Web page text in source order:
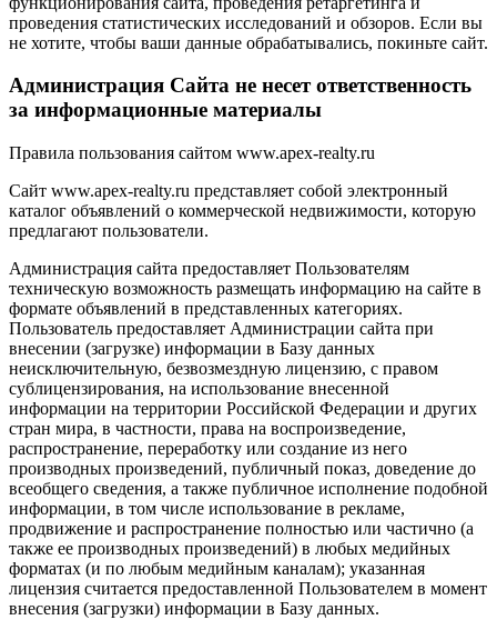
проведения статистических исследований и обзоров. Если вы
не хотите, чтобы ваши данные обрабатывались, покиньте сайт.
Администрация Сайта не несет ответственность
за информационные материалы
Правила пользования сайтом www.apex-realty.ru
Сайт www.apex-realty.ru представляет собой электронный
каталог объявлений о коммерческой недвижимости, которую
предлагают пользователи.
Администрация сайта предоставляет Пользователям
техническую возможность размещать информацию на сайте в
формате объявлений в представленных категориях.
Пользователь предоставляет Администрации сайта при
внесении (загрузке) информации в Базу данных
неисключительную, безвозмездную лицензию, с правом
сублицензирования, на использование внесенной
информации на территории Российской Федерации и других
стран мира, в частности, права на воспроизведение,
распространение, переработку или создание из него
производных произведений, публичный показ, доведение до
всеобщего сведения, а также публичное исполнение подобной
информации, в том числе использование в рекламе,
продвижение и распространение полностью или частично (а
также ее производных произведений) в любых медийных
форматах (и по любым медийным каналам); указанная
лицензия считается предоставленной Пользователем в момент
внесения (загрузки) информации в Базу данных.